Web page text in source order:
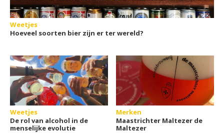
Weetjes
Hoeveel soorten bier zijn er ter wereld?
Weetjes
De rol van alcohol in de
menselijke evolutie
Merken
Maastrichter Maltezer de
Maltezer